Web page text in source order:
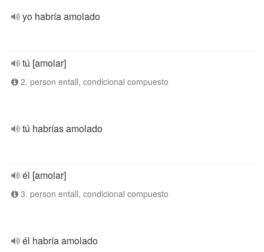
yo habría amolado
tú [amolar]
2. person entall, condicional compuesto
tú habrías amolado
él [amolar]
3. person entall, condicional compuesto
él habría amolado